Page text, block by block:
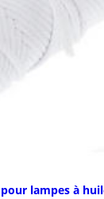
lampes à